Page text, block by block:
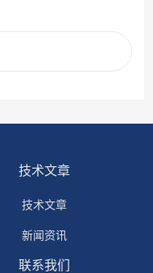
技术文章
技术文章
新闻资讯
联系我们